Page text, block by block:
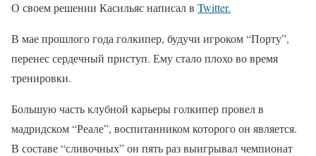
О своем решении Касильяс написал в Twitter.
В мае прошлого года голкипер, будучи игроком “Порту”,
перенес сердечный приступ. Ему стало плохо во время
тренировки.
Большую часть клубной карьеры голкипер провел в
мадридском “Реале”, воспитанником которого он является.
В составе “сливочных” он пять раз выигрывал чемпионат